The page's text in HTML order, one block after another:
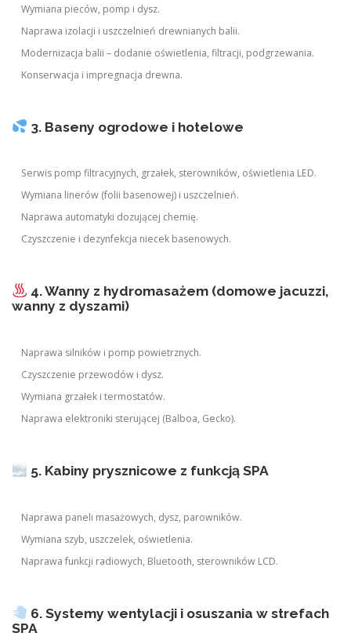
Wymiana pieców, pomp i dysz.
Naprawa izolacji i uszczelnień drewnianych balii.
Modernizacja balii – dodanie oświetlenia, filtracji, podgrzewania.
Konserwacja i impregnacja drewna.
3. Baseny ogrodowe i hotelowe
Serwis pomp filtracyjnych, grzałek, sterowników, oświetlenia LED.
Wymiana linerów (folii basenowej) i uszczelnień.
Naprawa automatyki dozującej chemię.
Czyszczenie i dezynfekcja niecek basenowych.
4. Wanny z hydromasażem (domowe jacuzzi,
wanny z dyszami)
Naprawa silników i pomp powietrznych.
Czyszczenie przewodów i dysz.
Wymiana grzałek i termostatów.
Naprawa elektroniki sterującej (Balboa, Gecko).
5. Kabiny prysznicowe z funkcją SPA
Naprawa paneli masażowych, dysz, parowników.
Wymiana szyb, uszczelek, oświetlenia.
Naprawa funkcji radiowych, Bluetooth, sterowników LCD.
6. Systemy wentylacji i osuszania w strefach
SPA